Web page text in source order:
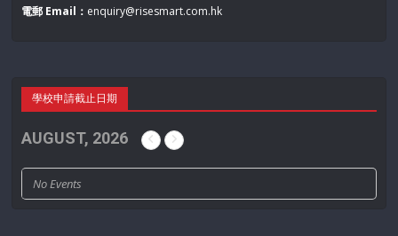
電郵 Email： enquiry@risesmart.com.hk
學校申請截止日期
AUGUST, 2026
No Events